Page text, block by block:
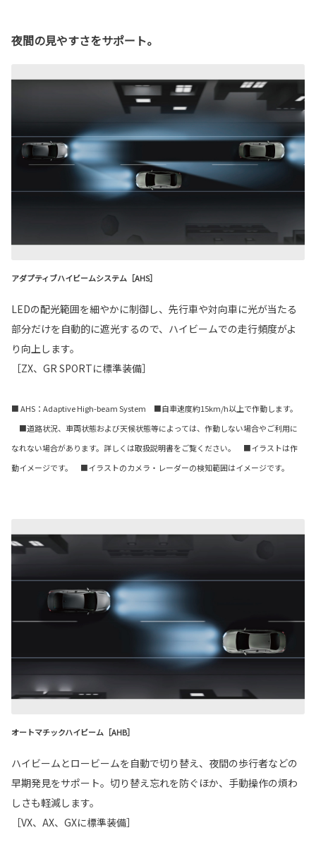
夜間の見やすさをサポート。
アダプティブハイビームシステム［AHS］
LEDの配光範囲を細やかに制御し、先行車や対向車に光が当たる
部分だけを自動的に遮光するので、ハイビームでの走行頻度がよ
り向上します。
［ZX、GR SPORTに標準装備］
■ AHS：Adaptive High-beam System ■自車速度約15km/h以上で作動します。
■道路状況、車両状態および天候状態等によっては、作動しない場合やご利用に
なれない場合があります。詳しくは取扱説明書をご覧ください。 ■イラストは作
動イメージです。 ■イラストのカメラ・レーダーの検知範囲はイメージです。
オートマチックハイビーム［AHB］
ハイビームとロービームを自動で切り替え、夜間の歩行者などの
早期発見をサポート。切り替え忘れを防ぐほか、手動操作の煩わ
しさも軽減します。
［VX、AX、GXに標準装備］